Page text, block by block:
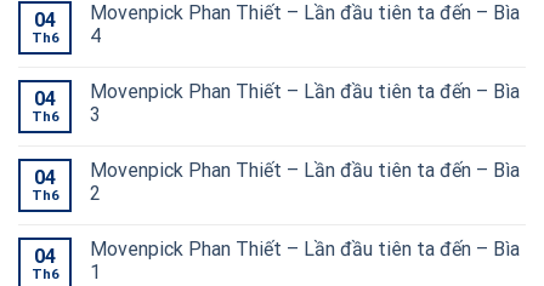
04
Th6
Movenpick Phan Thiết – Lần đầu tiên ta đến – Bìa
4
04
Th6
Movenpick Phan Thiết – Lần đầu tiên ta đến – Bìa
3
04
Th6
Movenpick Phan Thiết – Lần đầu tiên ta đến – Bìa
2
04
Th6
Movenpick Phan Thiết – Lần đầu tiên ta đến – Bìa
1